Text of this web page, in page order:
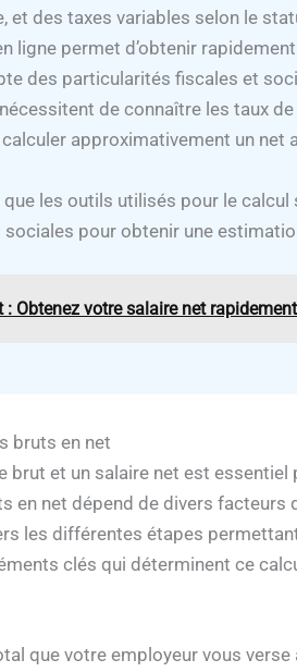
et des taxes variables selon le
ligne permet d’obtenir
des particularités fiscales et
de connaître les taux
approximativement un net
les outils utilisés pour le calcul
pour obtenir une
: Obtenez votre salaire net
bruts en net
brut et un salaire net est
en net dépend de divers facteurs
les différentes étapes
clés qui déterminent ce
que votre employeur vous